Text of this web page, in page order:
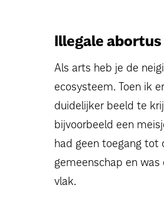
Illegale abortus
Als arts heb je de
ecosysteem. Toen ik
duidelijker beeld te
bijvoorbeeld een
had geen toegang tot
gemeenschap en
vlak.